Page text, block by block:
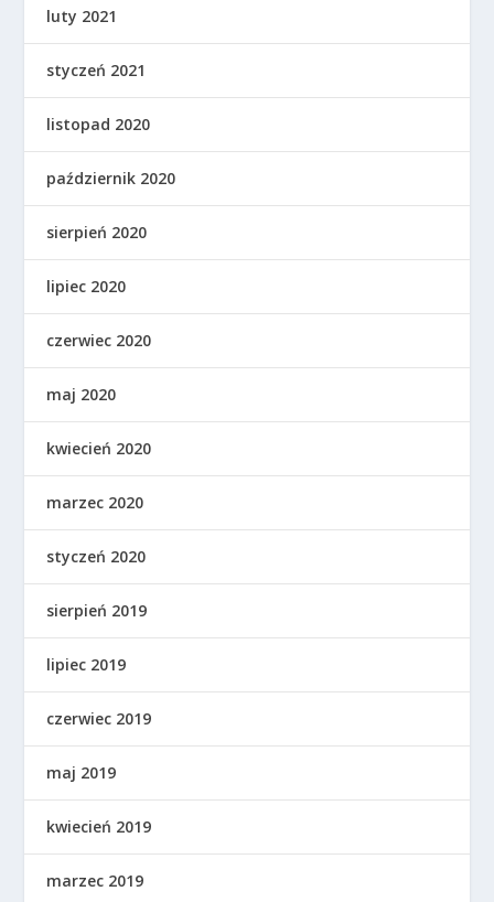
luty 2021
styczeń 2021
listopad 2020
październik 2020
sierpień 2020
lipiec 2020
czerwiec 2020
maj 2020
kwiecień 2020
marzec 2020
styczeń 2020
sierpień 2019
lipiec 2019
czerwiec 2019
maj 2019
kwiecień 2019
marzec 2019